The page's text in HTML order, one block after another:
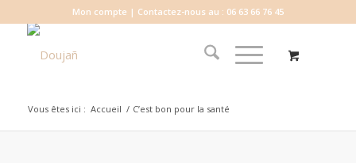
Mon compte | Contactez-nous au : 06 63 66 76 45
Vous êtes ici : Accueil / C’est bon pour la santé